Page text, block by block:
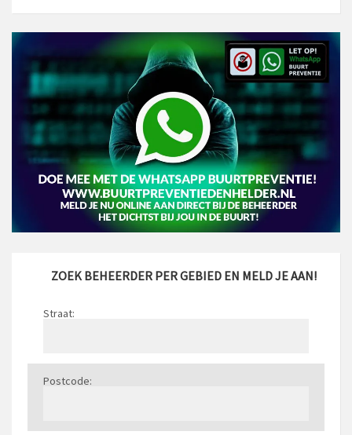
ZOEK BEHEERDER PER GEBIED EN MELD JE AAN!
Straat:
Postcode: